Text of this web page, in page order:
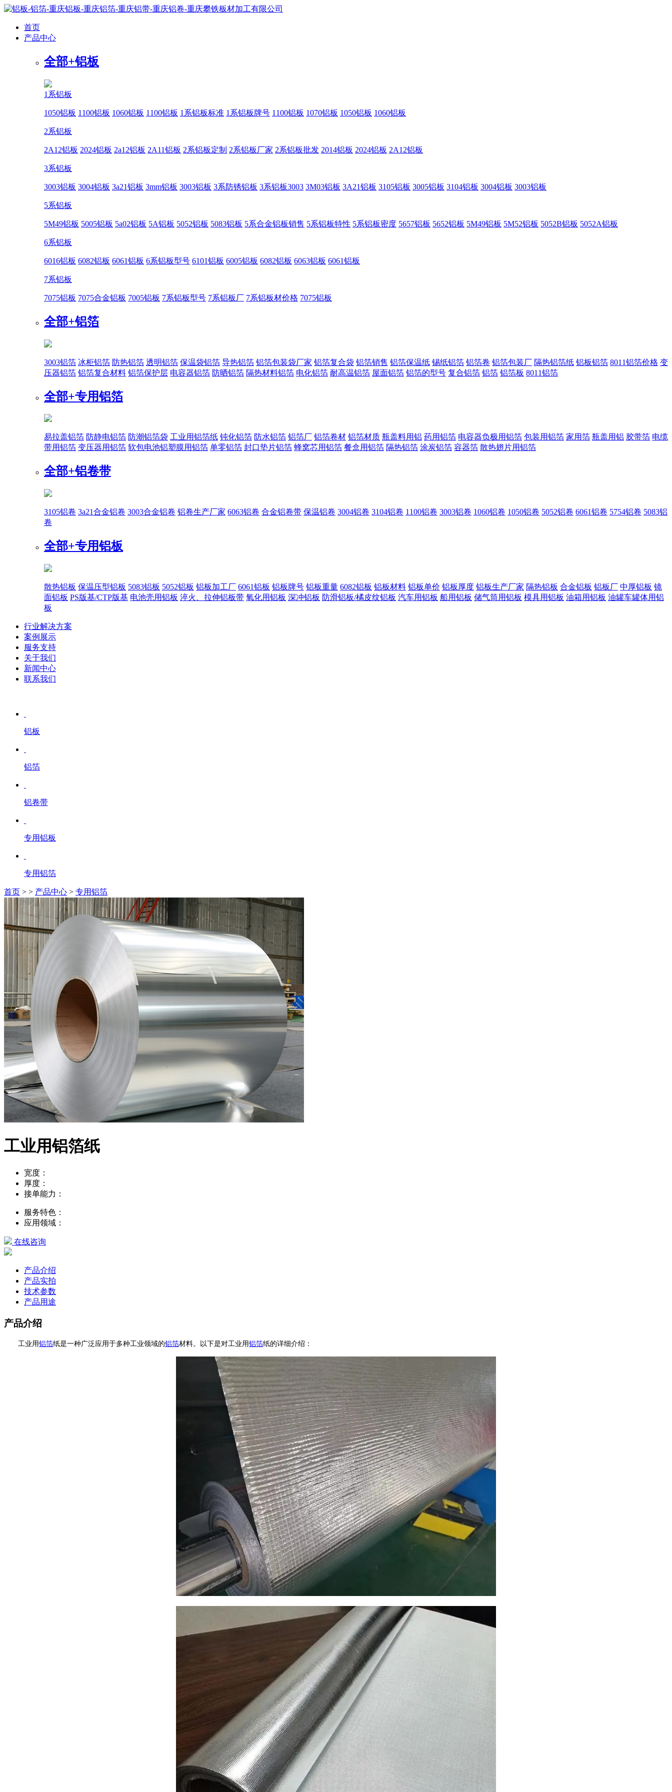
首页
产品中心
全部+铝板
1系铝板
1050铝板 1100铝板 1060铝板 1100铝板 1系铝板标准 1系铝板牌号 1100铝板 1070铝板 1050铝板 1060铝板
2系铝板
2A12铝板 2024铝板 2a12铝板 2A11铝板 2系铝板定制 2系铝板厂家 2系铝板批发 2014铝板 2024铝板 2A12铝板
3系铝板
3003铝板 3004铝板 3a21铝板 3mm铝板 3003铝板 3系防锈铝板 3系铝板3003 3M03铝板 3A21铝板 3105铝板 3005铝板 3104铝板 3004铝板 3003铝板
5系铝板
5M49铝板 5005铝板 5a02铝板 5A铝板 5052铝板 5083铝板 5系合金铝板销售 5系铝板特性 5系铝板密度 5657铝板 5652铝板 5M49铝板 5M52铝板 5052B铝板 5052A铝板
6系铝板
6016铝板 6082铝板 6061铝板 6系铝板型号 6101铝板 6005铝板 6082铝板 6063铝板 6061铝板
7系铝板
7075铝板 7075合金铝板 7005铝板 7系铝板型号 7系铝板厂 7系铝板材价格 7075铝板
全部+铝箔
3003铝箔 冰柜铝箔 防热铝箔 透明铝箔 保温袋铝箔 导热铝箔 铝箔包装袋厂家 铝箔复合袋 铝箔销售 铝箔保温纸 锡纸铝箔 铝箔卷 铝箔包装厂 隔热铝箔纸 铝板铝箔 8011铝箔价格 变
压器铝箔 铝箔复合材料 铝箔保护层 电容器铝箔 防晒铝箔 隔热材料铝箔 电化铝箔 耐高温铝箔 屋面铝箔 铝箔的型号 复合铝箔 铝箔 铝箔板 8011铝箔
全部+专用铝箔
易拉盖铝箔 防静电铝箔 防潮铝箔袋 工业用铝箔纸 钝化铝箔 防水铝箔 铝箔厂 铝箔卷材 铝箔材质 瓶盖料用铝 药用铝箔 电容器负极用铝箔 包装用铝箔 家用箔 瓶盖用铝 胶带箔 电缆
带用铝箔 变压器用铝箔 软包电池铝塑膜用铝箔 单零铝箔 封口垫片铝箔 蜂窝芯用铝箔 餐盒用铝箔 隔热铝箔 涂炭铝箔 容器箔 散热翅片用铝箔
全部+铝卷带
3105铝卷 3a21合金铝卷 3003合金铝卷 铝卷生产厂家 6063铝卷 合金铝卷带 保温铝卷 3004铝卷 3104铝卷 1100铝卷 3003铝卷 1060铝卷 1050铝卷 5052铝卷 6061铝卷 5754铝卷 5083铝
卷
全部+专用铝板
散热铝板 保温压型铝板 5083铝板 5052铝板 铝板加工厂 6061铝板 铝板牌号 铝板重量 6082铝板 铝板材料 铝板单价 铝板厚度 铝板生产厂家 隔热铝板 合金铝板 铝板厂 中厚铝板 镜
面铝板 PS版基/CTP版基 电池壳用铝板 淬火、拉伸铝板带 氧化用铝板 深冲铝板 防滑铝板/橘皮纹铝板 汽车用铝板 船用铝板 储气筒用铝板 模具用铝板 油箱用铝板 油罐车罐体用铝
板
行业解决方案
案例展示
服务支持
关于我们
新闻中心
联系我们
铝板
铝箔
铝卷带
专用铝板
专用铝箔
首页 > > 产品中心 > 专用铝箔
工业用铝箔纸
宽度：
厚度：
接单能力：
服务特色：
应用领域：
在线咨询
产品介绍
产品实拍
技术参数
产品用途
产品介绍
工业用铝箔纸是一种广泛应用于多种工业领域的铝箔材料。以下是对工业用铝箔纸的详细介绍：